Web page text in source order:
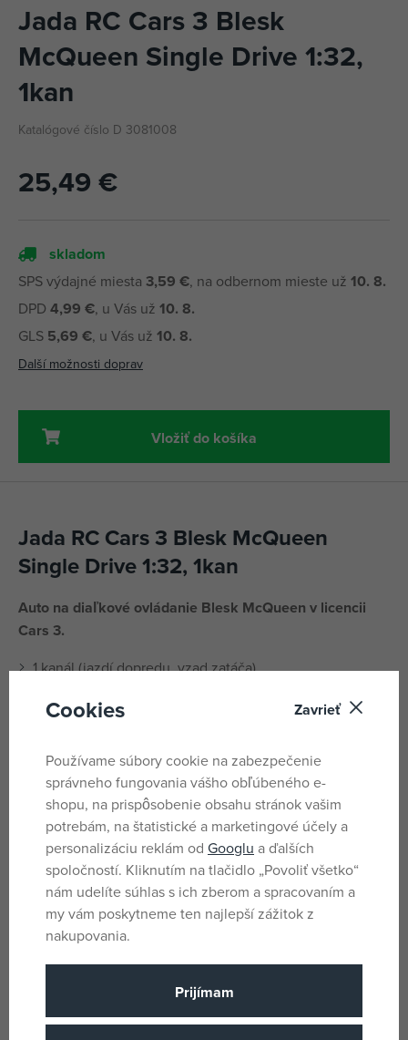
Jada RC Cars 3 Blesk
McQueen Single Drive 1:32,
1kan
Katalógové číslo D 3081008
25,49 €
skladom
SPS výdajné miesta 3,59 €, na odbernom mieste už 10. 8.
DPD 4,99 €, u Vás už 10. 8.
GLS 5,69 €, u Vás už 10. 8.
Další možnosti doprav
Vložiť do košíka
Jada RC Cars 3 Blesk McQueen
Single Drive 1:32, 1kan
Auto na diaľkové ovládanie Blesk McQueen v licencii
Cars 3.
1 kanál (jazdí dopredu, vzad zatáča)
mierka 1:32
Parametre
Pohlavie Pro kluky
Farba Červené
Batérie Áno
Batéria súčasť balenia
Cookies Zavrieť
Používame súbory cookie na zabezpečenie
správneho fungovania vášho obľúbeného e-
shopu, na prispôsobenie obsahu stránok vašim
potrebám, na štatistické a marketingové účely a
personalizáciu reklám od Googlu a ďalších
spoločností. Kliknutím na tlačidlo „Povoliť všetko“
nám udelíte súhlas s ich zberom a spracovaním a
my vám poskytneme ten najlepší zážitok z
nakupovania.
Prijímam